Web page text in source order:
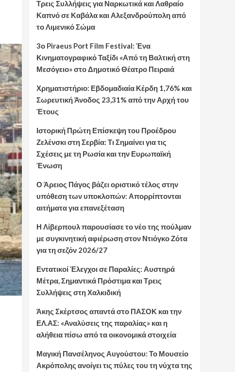
Τρεις Συλλήψεις για Ναρκωτικά και Λαθραίο
Καπνό σε Καβάλα και Αλεξανδρούπολη από
το Λιμενικό Σώμα
3ο Piraeus Port Film Festival: Ένα
Κινηματογραφικό Ταξίδι «Από τη Βαλτική στη
Μεσόγειο» στο Δημοτικό Θέατρο Πειραιά
Χρηματιστήριο: Εβδομαδιαία Κέρδη 1,76% και
Σωρευτική Άνοδος 23,31% από την Αρχή του
Έτους
Ιστορική Πρώτη Επίσκεψη του Προέδρου
Ζελένσκι στη Σερβία: Τι Σημαίνει για τις
Σχέσεις με τη Ρωσία και την Ευρωπαϊκή
Ένωση
Ο Άρειος Πάγος βάζει οριστικό τέλος στην
υπόθεση των υποκλοπών: Απορρίπτονται
αιτήματα για επανεξέταση
Η Λίβερπουλ παρουσίασε το νέο της πούλμαν
με συγκινητική αφιέρωση στον Ντιόγκο Ζότα
για τη σεζόν 2026/27
Εντατικοί Έλεγχοι σε Παραλίες: Αυστηρά
Μέτρα, Σημαντικά Πρόστιμα και Τρεις
Συλλήψεις στη Χαλκιδική
Άκης Σκέρτσος απαντά στο ΠΑΣΟΚ και την
ΕΛ.ΑΣ: «Αναλύσεις της παραλίας» και η
αλήθεια πίσω από τα οικονομικά στοιχεία
Μαγική Πανσέληνος Αυγούστου: Το Μουσείο
Ακρόπολης ανοίγει τις πύλες του τη νύχτα της